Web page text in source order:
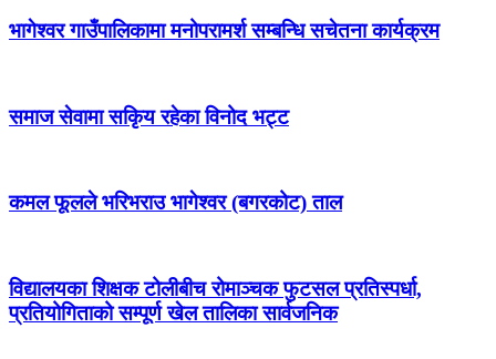
भागेश्वर गाउँपालिकामा मनोपरामर्श सम्बन्धि सचेतना कार्यक्रम
समाज सेवामा सकिृय रहेका विनोद भट्ट
कमल फूलले भरिभराउ भागेश्वर (बगरकोट) ताल
विद्यालयका शिक्षक टोलीबीच रोमाञ्चक फुटसल प्रतिस्पर्धा,
प्रतियोगिताको सम्पूर्ण खेल तालिका सार्वजनिक